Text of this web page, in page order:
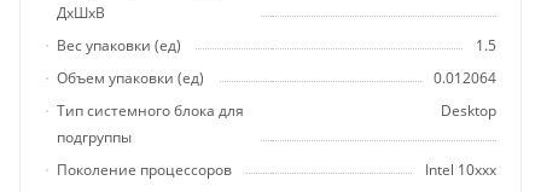
ДхШхВ
Вес упаковки (ед)
1.5
Объем упаковки (ед)
0.012064
Тип системного блока для
подгруппы
Desktop
Поколение процессоров
Intel 10xxx